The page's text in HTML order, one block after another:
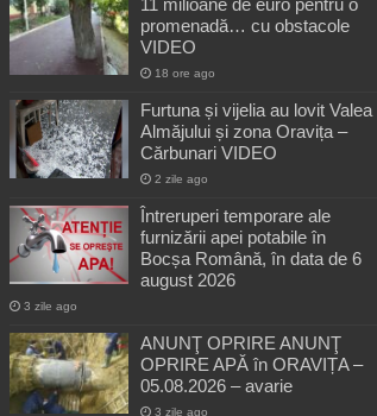
promenadă… cu obstacole
VIDEO
18 ore ago
Furtuna și vijelia au lovit Valea
Almăjului și zona Oravița –
Cărbunari VIDEO
2 zile ago
Întreruperi temporare ale
furnizării apei potabile în
Bocșa Română, în data de 6
august 2026
3 zile ago
ANUNŢ OPRIRE ANUNŢ
OPRIRE APĂ în ORAVIȚA –
05.08.2026 – avarie
3 zile ago